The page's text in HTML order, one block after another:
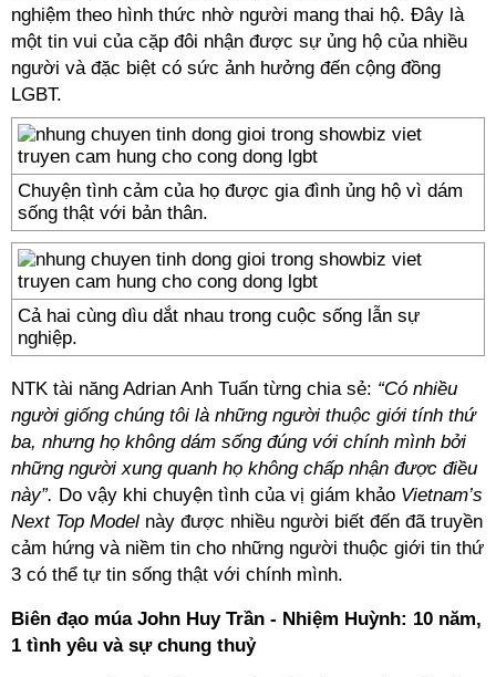
nghiệm theo hình thức nhờ người mang thai hộ. Đây là
một tin vui của cặp đôi nhận được sự ủng hộ của nhiều
người và đặc biệt có sức ảnh hưởng đến cộng đồng
LGBT.
Chuyện tình cảm của họ được gia đình ủng hộ vì dám
sống thật với bản thân.
Cả hai cùng dìu dắt nhau trong cuộc sống lẫn sự
nghiệp.
NTK tài năng Adrian Anh Tuấn từng chia sẻ: “Có nhiều
người giống chúng tôi là những người thuộc giới tính thứ
ba, nhưng họ không dám sống đúng với chính mình bởi
những người xung quanh họ không chấp nhận được điều
này”. Do vậy khi chuyện tình của vị giám khảo Vietnam’s
Next Top Model này được nhiều người biết đến đã truyền
cảm hứng và niềm tin cho những người thuộc giới tin thứ
3 có thể tự tin sống thật với chính mình.
Biên đạo múa John Huy Trần - Nhiệm Huỳnh: 10 năm,
1 tình yêu và sự chung thuỷ